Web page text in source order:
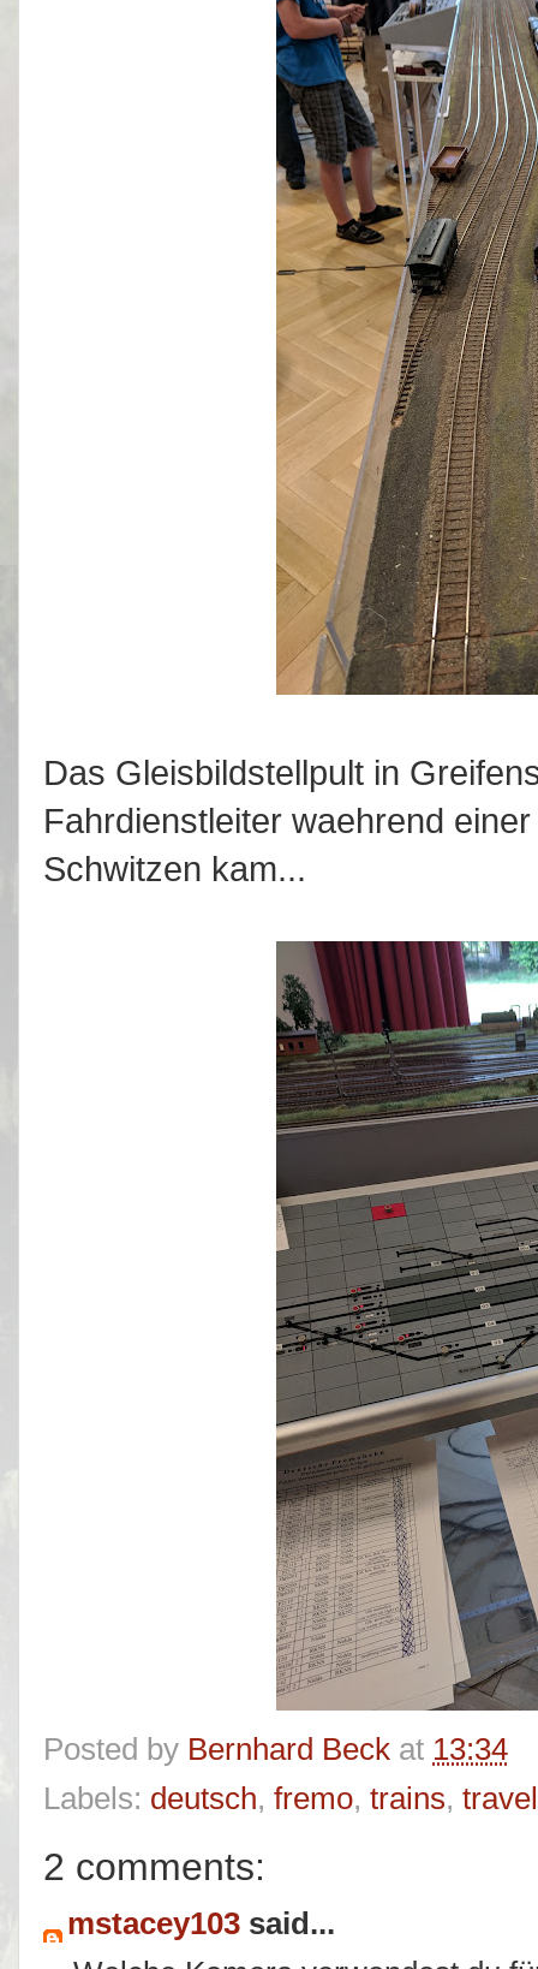
Das Gleisbildstellpult in
Fahrdienstleiter waehrend
Schwitzen kam...
Posted by Bernhard Beck at 13:34
Labels: deutsch, fremo, trains, travel
2 comments:
mstacey103 said...